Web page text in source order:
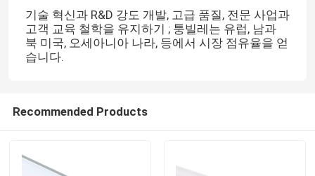
기술 혁신과 R&D 강도 개발, 고급 품질, 전문 사업과
고객 교육 철학을 유지하기 ; 퉁빌레는 유럽, 남과
북 미국, 오세아니아 나라, 등에서 시장 점유율을 얻
습니다.
Recommended Products